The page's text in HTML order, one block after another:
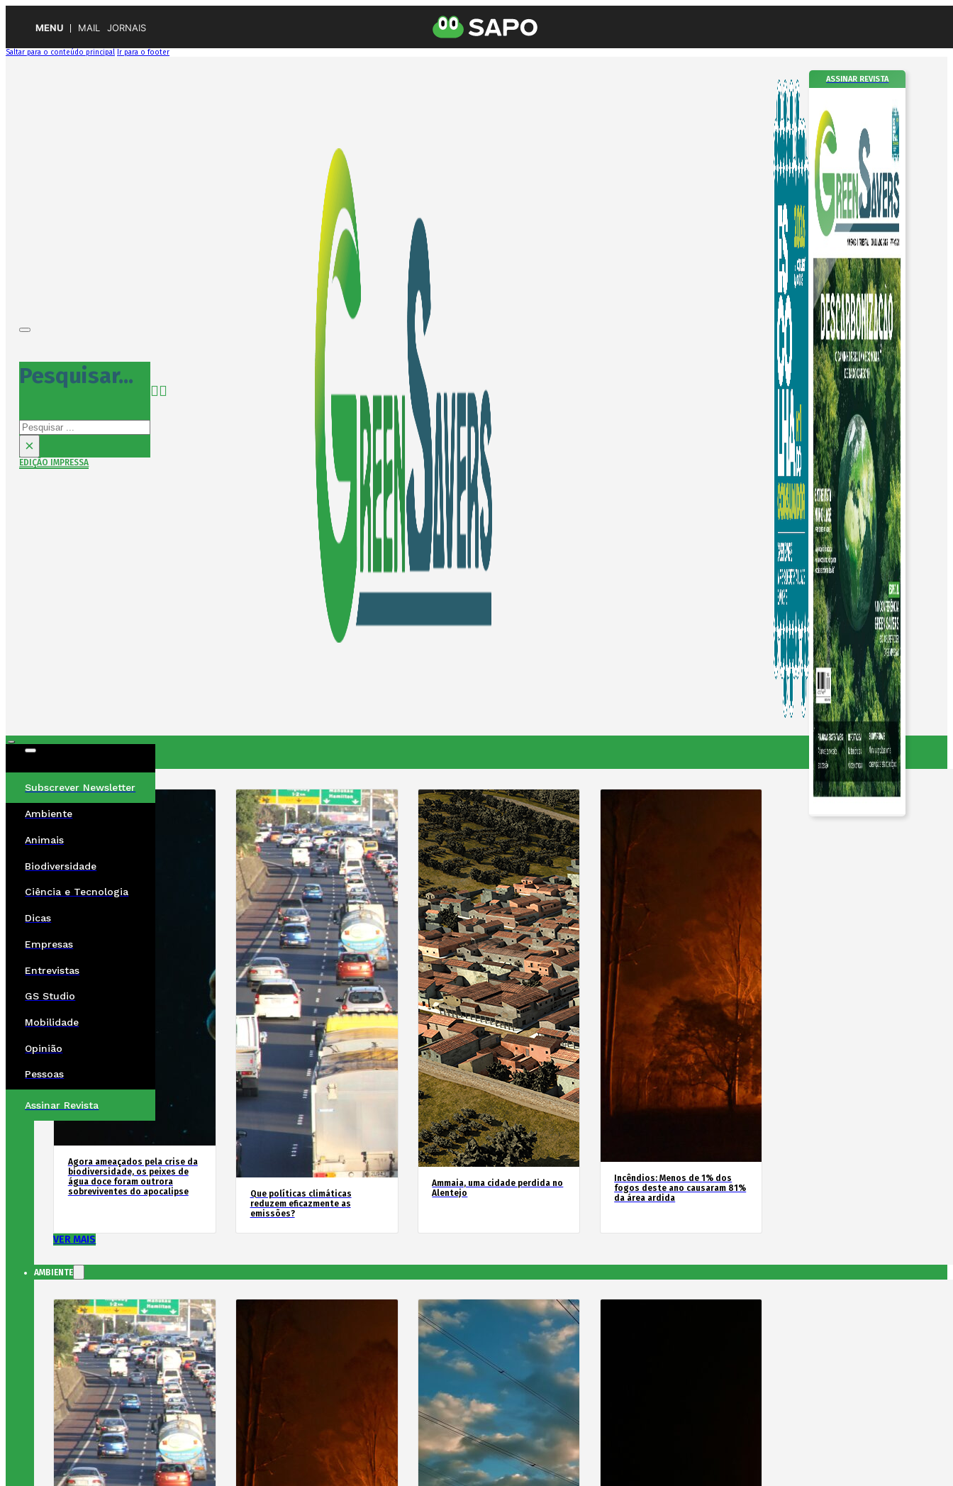
MENU MAIL JORNAIS
Saltar para o conteúdo principal Ir para o footer
Pesquisar...
Pesquisar
×
EDIÇÃO IMPRESSA
ASSINAR REVISTA
Subscrever Newsletter
Ambiente
Animais
Biodiversidade
Ciência e Tecnologia
Dicas
Empresas
Entrevistas
GS Studio
Mobilidade
Opinião
Pessoas
Assinar Revista
Agora ameaçados pela crise da
biodiversidade, os peixes de
água doce foram outrora
sobreviventes do apocalipse
Que políticas climáticas
reduzem eficazmente as
emissões?
Ammaia, uma cidade perdida no
Alentejo
Incêndios: Menos de 1% dos
fogos deste ano causaram 81%
da área ardida
VER MAIS
AMBIENTE